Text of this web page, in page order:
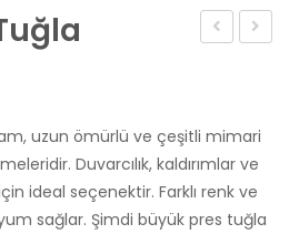
uzun ömürlü ve çeşitli mimari
Duvarcılık, kaldırımlar ve
ideal seçenektir. Farklı renk ve
sağlar. Şimdi büyük pres tuğla